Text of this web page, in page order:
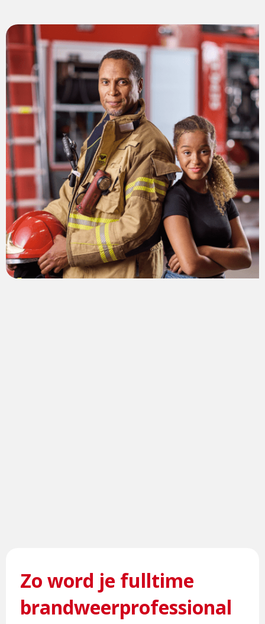
Zo word je fulltime
brandweerprofessional